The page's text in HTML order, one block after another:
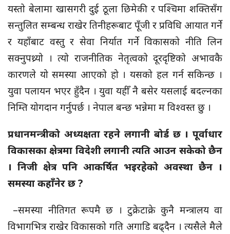
यस्तो बेलामा खासगरी दुई ठूला छिमेकी र पश्चिमा शक्तिसँग
सन्तुलित सम्बन्ध राखेर तिनीहरूबाट पूँजी र प्रविधि आयात गर्ने
र यहाँबाट वस्तु र सेवा निर्यात गर्ने विकासको नीति लिन
सक्नुपथ्र्यो । त्यो राजनीतिक नेतृत्वको दूरदृष्टिको अभावकै
कारणले यो समस्या आएको हो । यसको हल गर्न सकिन्छ ।
युवा पलायन भएर हुँदैन । युवा यहीँ नै बसेर यसलाई बदल्नका
निम्ति योगदान गर्नुपर्छ । नेपाल बन्छ भन्नेमा म विश्वस्त छु ।
प्रधानमन्त्रीको अध्यक्षता रहने लगानी बोर्ड छ । पूर्वाधार
विकासका क्षेत्रमा विदेशी लगानी त्यति आउन सकेको छैन
। निजी क्षेत्र पनि आकर्षित भइरहेको अवस्था छैन ।
समस्या कहाँनेर छ ?
–समस्या नीतिगत रूपमै छ । टुक्रेटाक्रे कुनै मन्त्रालय वा
विभागभित्र राखेर विकासको गति अगाडि बढ्दैन । त्यसैले मैले